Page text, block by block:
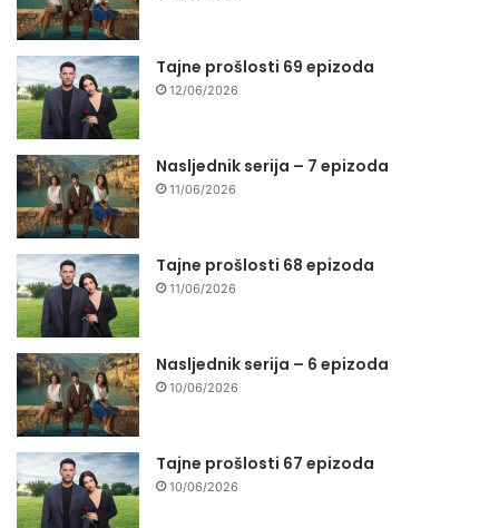
Tajne prošlosti 69 epizoda
12/06/2026
Nasljednik serija – 7 epizoda
11/06/2026
Tajne prošlosti 68 epizoda
11/06/2026
Nasljednik serija – 6 epizoda
10/06/2026
Tajne prošlosti 67 epizoda
10/06/2026